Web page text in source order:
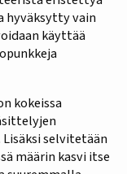
hyväksytty vain
käyttää
kokeissa
selvitetään
määrin kasvi itse